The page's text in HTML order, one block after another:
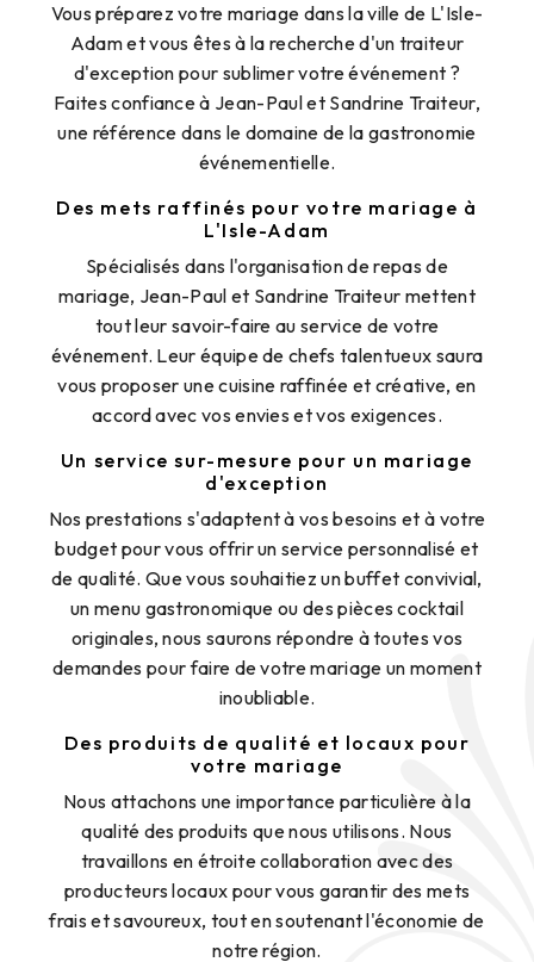
Vous préparez votre mariage dans la ville de L'Isle-
Adam et vous êtes à la recherche d'un traiteur
d'exception pour sublimer votre événement ?
Faites confiance à Jean-Paul et Sandrine Traiteur,
une référence dans le domaine de la gastronomie
événementielle.
Des mets raffinés pour votre mariage à
L'Isle-Adam
Spécialisés dans l'organisation de repas de
mariage, Jean-Paul et Sandrine Traiteur mettent
tout leur savoir-faire au service de votre
événement. Leur équipe de chefs talentueux saura
vous proposer une cuisine raffinée et créative, en
accord avec vos envies et vos exigences.
Un service sur-mesure pour un mariage
d'exception
Nos prestations s'adaptent à vos besoins et à votre
budget pour vous offrir un service personnalisé et
de qualité. Que vous souhaitiez un buffet convivial,
un menu gastronomique ou des pièces cocktail
originales, nous saurons répondre à toutes vos
demandes pour faire de votre mariage un moment
inoubliable.
Des produits de qualité et locaux pour
votre mariage
Nous attachons une importance particulière à la
qualité des produits que nous utilisons. Nous
travaillons en étroite collaboration avec des
producteurs locaux pour vous garantir des mets
frais et savoureux, tout en soutenant l'économie de
notre région.